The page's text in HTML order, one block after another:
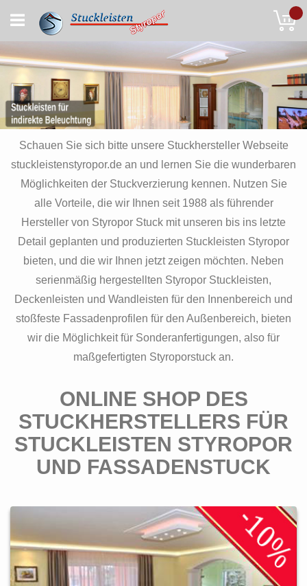
to
Content
Schauen Sie sich bitte unsere Stuckhersteller Webseite
stuckleistenstyropor.de an und lernen Sie die wunderbaren
Möglichkeiten der Stuckverzierung kennen. Nutzen Sie
alle Vorteile, die wir Ihnen seit 1988 als führender
Hersteller von Styropor Stuck mit unseren bis ins letzte
Detail geplanten und produzierten Stuckleisten Styropor
bieten, und die wir Ihnen jetzt zeigen möchten. Neben
serienmäßig hergestellten Styropor Stuckleisten,
Deckenleisten und Wandleisten für den Innenbereich und
stoßfeste Fassadenprofilen für den Außenbereich, bieten
wir die Möglichkeit für Sonderanfertigungen, also für
maßgefertigten Styroporstuck an.
ONLINE SHOP DES
STUCKHERSTELLERS FÜR
STUCKLEISTEN STYROPOR
UND FASSADENSTUCK